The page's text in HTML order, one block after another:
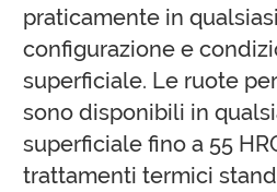
praticamente in
configurazione e
superficiale. Le ruote
sono disponibili in
superficiale fino a 55
trattamenti termici